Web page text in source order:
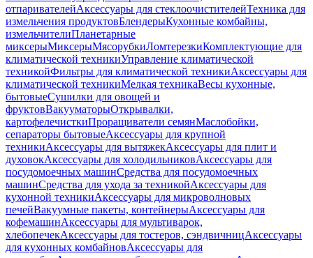
отпаривателейАксессуары для стеклоочистителейТехника для
измельчения продуктовБлендерыКухонные комбайны,
измельчителиПланетарные
миксерыМиксерыМясорубкиЛомтерезкиКомплектующие для
климатической техникиУправление климатической
техникойФильтры для климатической техникиАксессуары для
климатической техникиМелкая техникаВесы кухонные,
бытовыеСушилки для овощей и
фруктовВакууматорыОткрывалки,
картофелечисткиПроращиватели семянМаслобойки,
сепараторы бытовыеАксессуары для крупной
техникиАксессуары для вытяжекАксессуары для плит и
духовокАксессуары для холодильниковАксессуары для
посудомоечных машинСредства для посудомоечных
машинСредства для ухода за техникойАксессуары для
кухонной техникиАксессуары для микроволновых
печейВакуумные пакеты, контейнерыАксессуары для
кофемашинАксессуары для мультиварок,
хлебопечекАксессуары для тостеров, сэндвичницАксессуары
для кухонных комбайновАксессуары для